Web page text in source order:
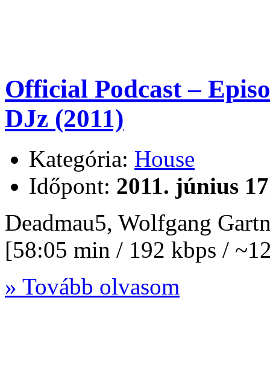
Official Podcast –
DJz (2011)
Kategória: House
Időpont: 2011. június
Deadmau5, Wolfgang
[58:05 min / 192 kbps /
» Tovább olvasom